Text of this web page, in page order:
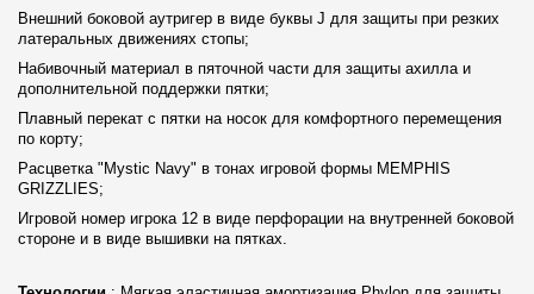
Внешний боковой аутригер в виде буквы J для защиты при резких
латеральных движениях стопы;
Набивочный материал в пяточной части для защиты ахилла и
дополнительной поддержки пятки;
Плавный перекат с пятки на носок для комфортного перемещения
по корту;
Расцветка "Mystic Navy" в тонах игровой формы MEMPHIS
GRIZZLIES;
Игровой номер игрока 12 в виде перфорации на внутренней боковой
стороне и в виде вышивки на пятках.